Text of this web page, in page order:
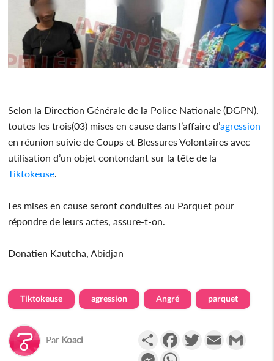
Selon la Direction Générale de la Police Nationale (DGPN),
toutes les trois(03) mises en cause dans l’affaire d’agression
en réunion suivie de Coups et Blessures Volontaires avec
utilisation d’un objet contondant sur la tête de la
Tiktokeuse
Les mises en cause seront conduites au Parquet pour
répondre de leurs actes, assure-t-on.
Donatien Kautcha, Abidjan
Tiktokeuse agression Angré parquet
Par Koaci PartagerFacebookTwitterEmail
Messenger